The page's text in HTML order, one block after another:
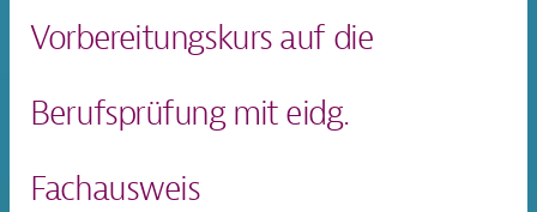
Vorbereitungskurs auf die
Berufsprüfung mit eidg.
Fachausweis